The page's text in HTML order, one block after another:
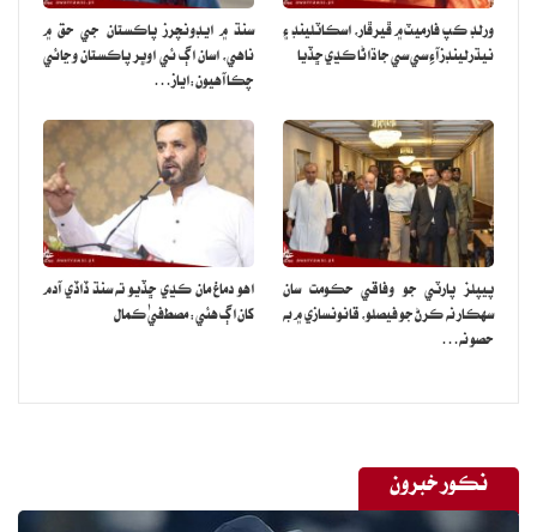
ورلڊ ڪپ فارميٽ ۾ ڦيرڦار، اسڪاٽلينڊ ۽
نيڌرلينڊز آءِ سي سي جا ڌاڻا ڪڍي ڇڏيا
سنڌ ۾ ايڊونچرز پاڪستان جي حق ۾
ناهي، اسان اڳ ئي اوڀر پاڪستان وڃائي
چڪا آهيون:اياز…
پيپلز پارٽي جو وفاقي حڪومت سان
سهڪار نه ڪرڻ جو فيصلو، قانونسازي ۾ به
حصو نه…
اهو دماغ مان ڪڍي ڇڏيو ته سنڌ ڏاڏي آدم
کان اڳ هئي: مصطفيٰ ڪمال
نڪور خبرون